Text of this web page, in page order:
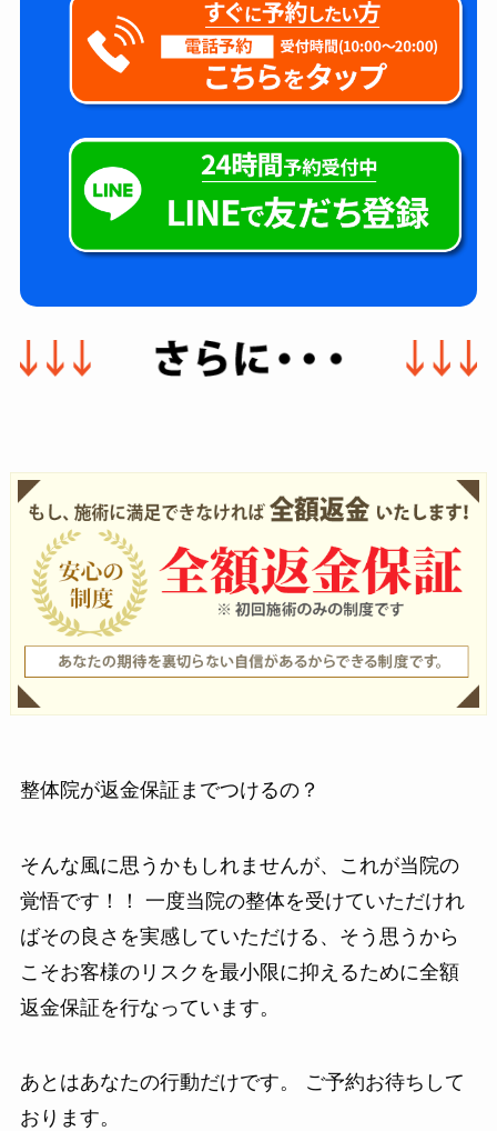
整体院が返金保証までつけるの？
そんな風に思うかもしれませんが、これが当院の
覚悟です！！ 一度当院の整体を受けていただけれ
ばその良さを実感していただける、そう思うから
こそお客様のリスクを最小限に抑えるために全額
返金保証を行なっています。
あとはあなたの行動だけです。 ご予約お待ちして
おります。